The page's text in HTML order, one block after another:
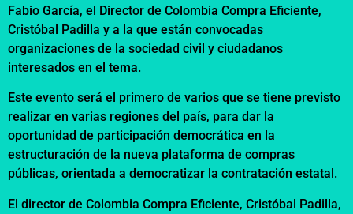
Fabio García, el Director de Colombia Compra Eficiente,
Cristóbal Padilla y a la que están convocadas
organizaciones de la sociedad civil y ciudadanos
interesados en el tema.
Este evento será el primero de varios que se tiene previsto
realizar en varias regiones del país, para dar la
oportunidad de participación democrática en la
estructuración de la nueva plataforma de compras
públicas, orientada a democratizar la contratación estatal.
El director de Colombia Compra Eficiente, Cristóbal Padilla,